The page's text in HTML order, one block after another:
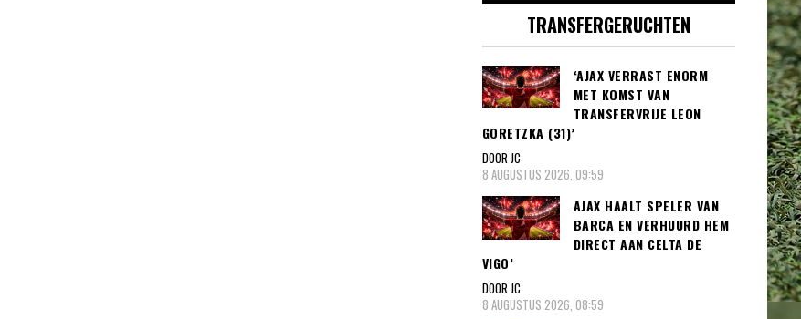
TRANSFERGERUCHTEN
‘AJAX VERRAST ENORM
MET KOMST VAN
TRANSFERVRIJE LEON
GORETZKA (31)’
DOOR JC
8 AUGUSTUS 2026, 09:59
AJAX HAALT SPELER VAN
BARCA EN VERHUURD HEM
DIRECT AAN CELTA DE
VIGO’
DOOR JC
8 AUGUSTUS 2026, 08:59